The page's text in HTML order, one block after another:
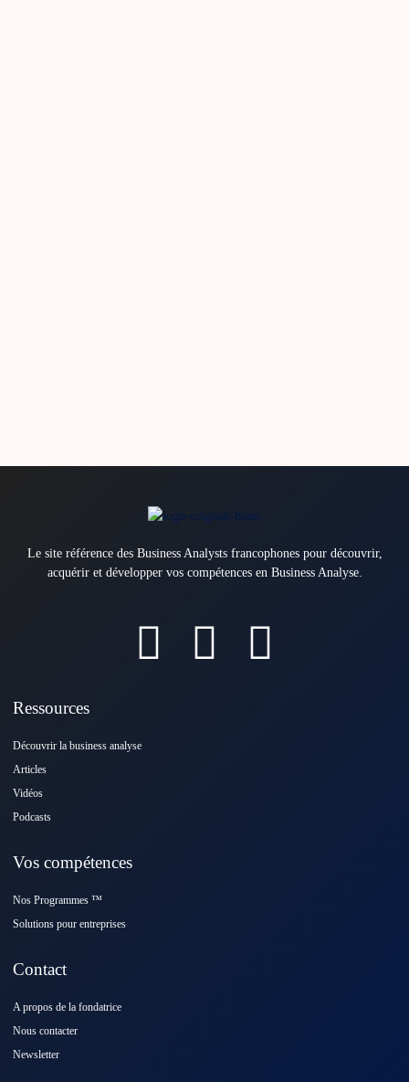
Le site référence des Business Analysts francophones pour découvrir,
acquérir et développer vos compétences en Business Analyse.
Ressources
Découvrir la business analyse
Articles
Vidéos
Podcasts
Vos compétences
Nos Programmes ™️
Solutions pour entreprises
Contact
A propos de la fondatrice
Nous contacter
Newsletter